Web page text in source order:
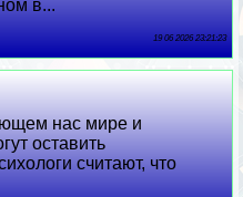
в...
19 06 2026 23:21:23
нас мире и
оставить
считают, что